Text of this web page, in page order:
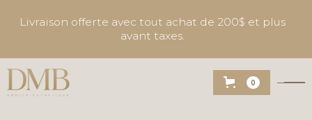
Livraison offerte avec tout achat de 200$ et plus
avant taxes.
0